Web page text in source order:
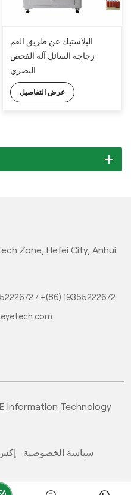
البلاستيك عن طريق الفم
زجاجة السائل آلة الفحص
البصري
عرض التفاصيل
Zone, Hefei City, Anhui
/ +(86) 19355222672
سياسة الخصوصية